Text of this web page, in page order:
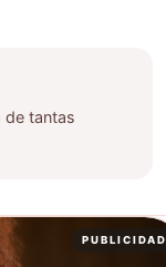
de tantas
PUBLICIDAD